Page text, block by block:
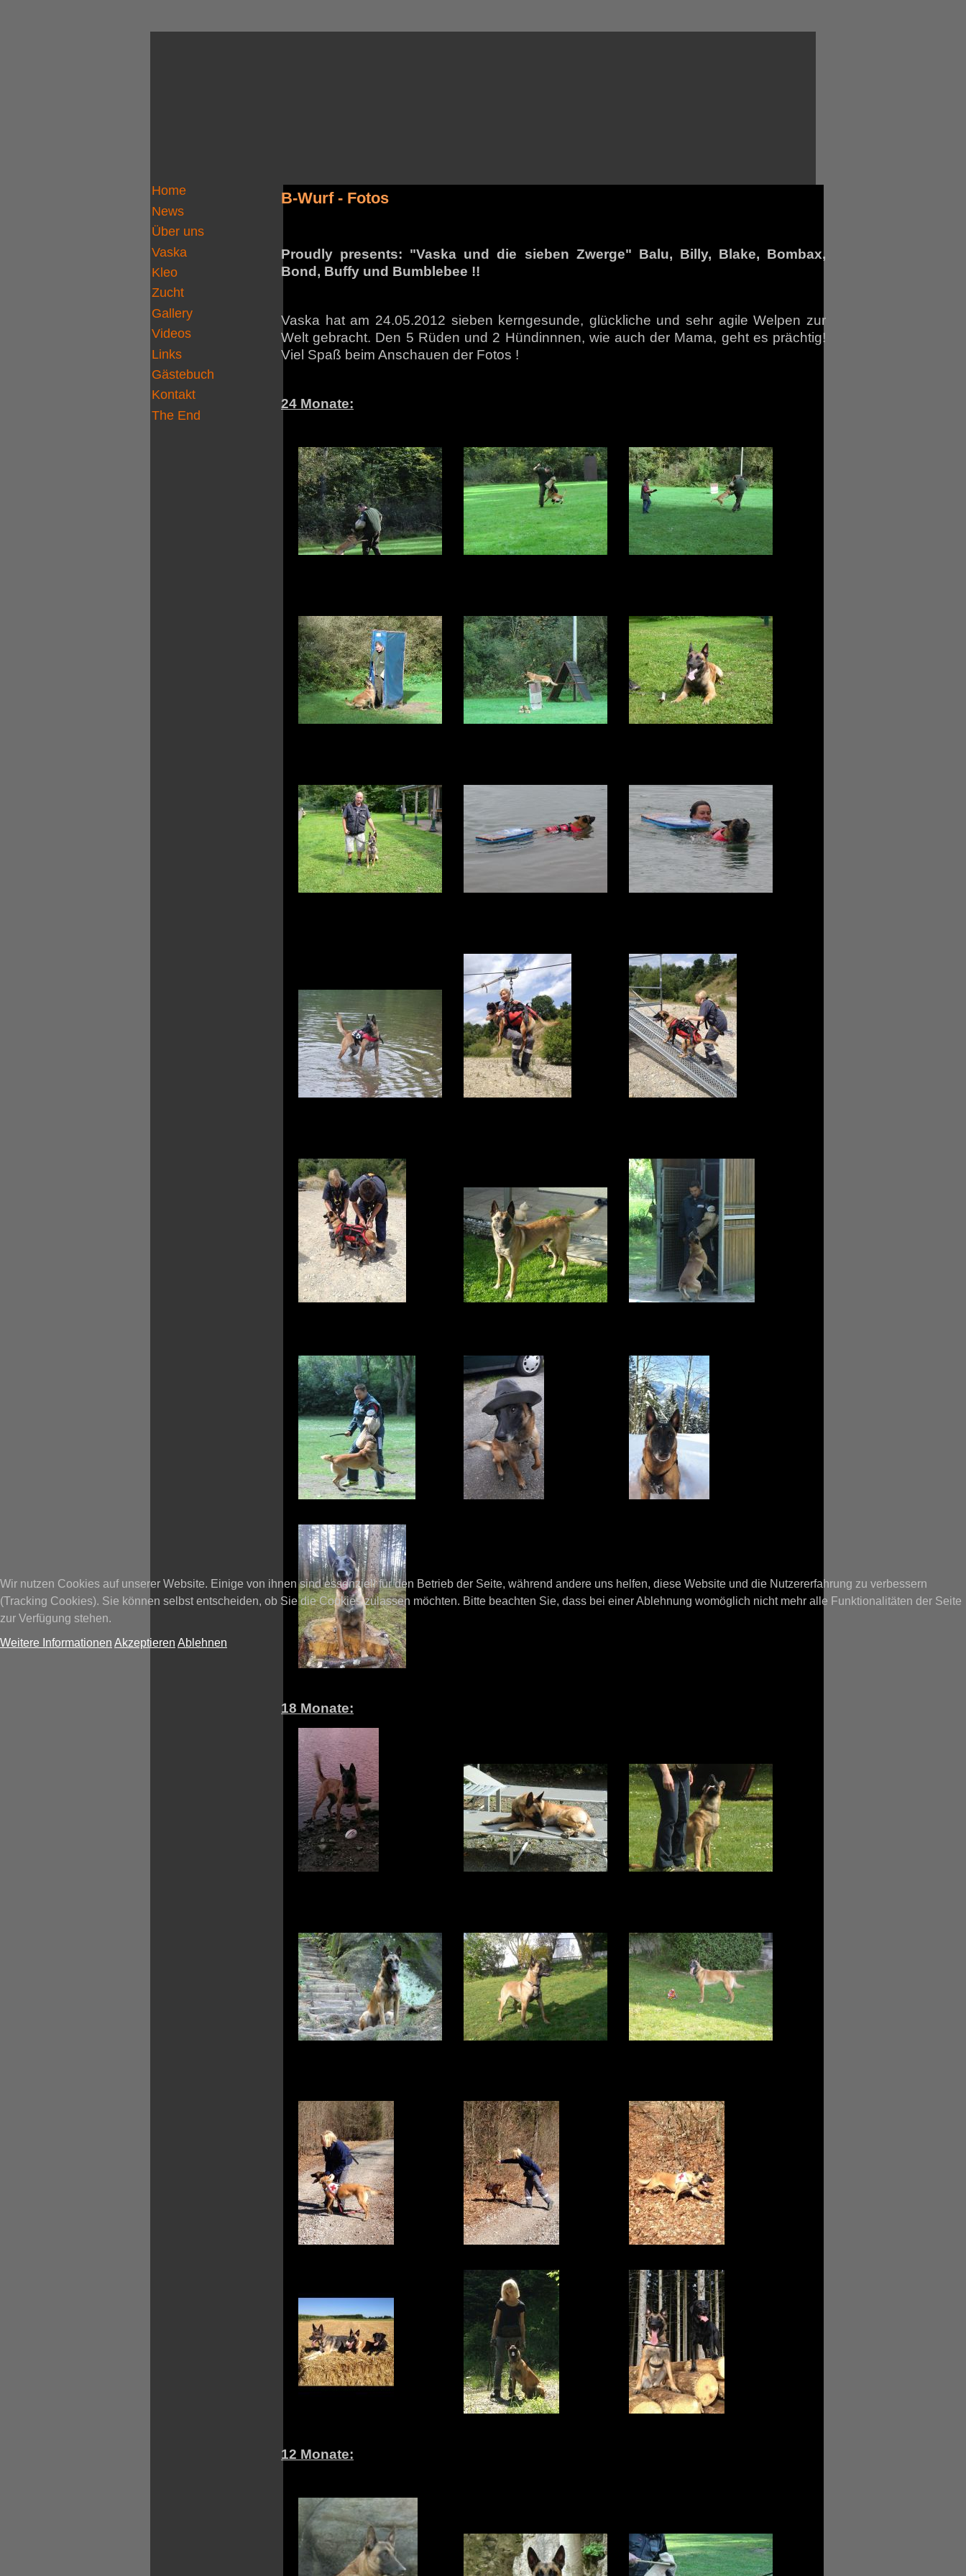
Home
News
Über uns
Vaska
Kleo
Zucht
Gallery
Videos
Links
Gästebuch
Kontakt
The End
B-Wurf - Fotos
Proudly presents: "Vaska und die sieben Zwerge" Balu, Billy, Blake, Bombax,
Bond, Buffy und Bumblebee !!
Vaska hat am 24.05.2012 sieben kerngesunde, glückliche und sehr agile Welpen zur
Welt gebracht. Den 5 Rüden und 2 Hündinnnen, wie auch der Mama, geht es prächtig!
Viel Spaß beim Anschauen der Fotos !
24 Monate:
18 Monate:
12 Monate:
Wir nutzen Cookies auf unserer Website. Einige von ihnen sind essenziell für den Betrieb der Seite, während andere uns helfen, diese Website und die Nutzererfahrung zu verbessern
(Tracking Cookies). Sie können selbst entscheiden, ob Sie die Cookies zulassen möchten. Bitte beachten Sie, dass bei einer Ablehnung womöglich nicht mehr alle Funktionalitäten der Seite
zur Verfügung stehen.
Weitere Informationen Akzeptieren Ablehnen